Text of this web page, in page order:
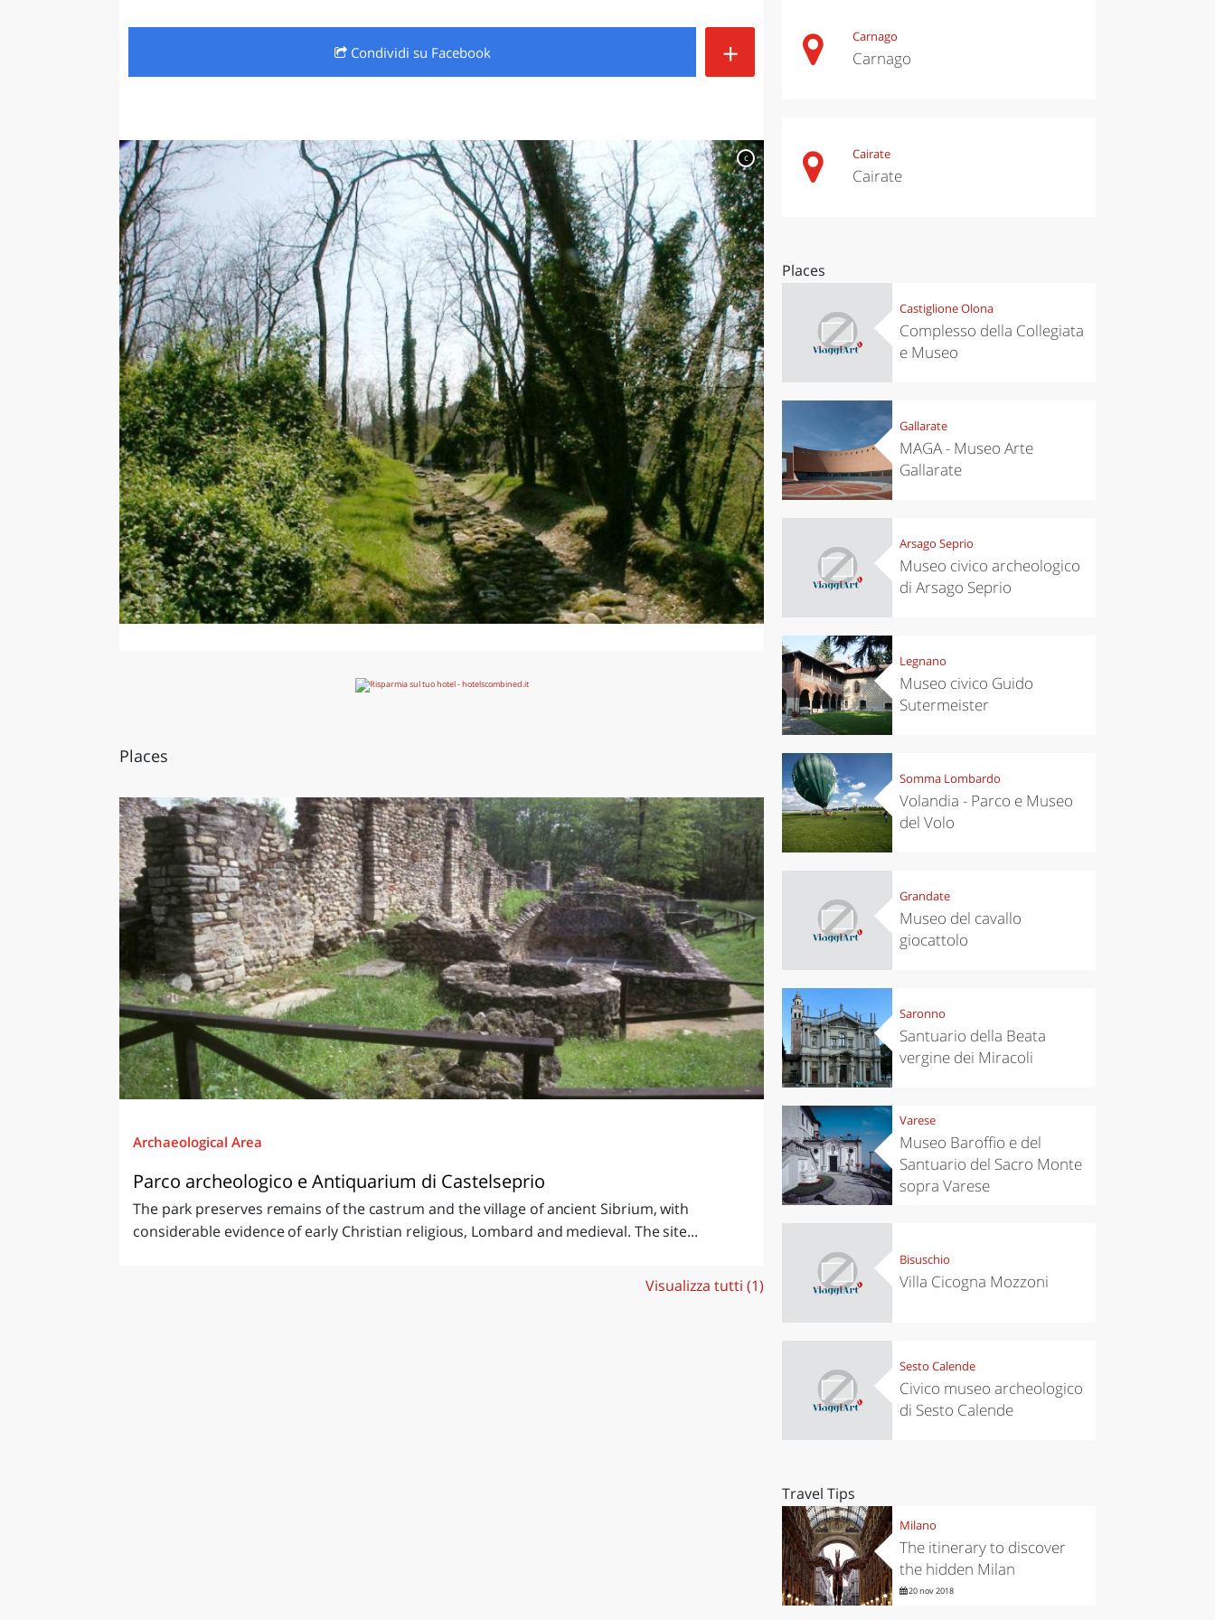
LAZIO SARDEGNA
Condividi su Facebook +
c
Places
Archaeological Area
Parco archeologico e Antiquarium di Castelseprio
The park preserves remains of the castrum and the village of ancient Sibrium, with
considerable evidence of early Christian religious, Lombard and medieval. The site...
Visualizza tutti (1)
Carnago
Carnago
Cairate
Cairate
Places
Castiglione Olona
Complesso della Collegiata
e Museo
Gallarate
MAGA - Museo Arte
Gallarate
Arsago Seprio
Museo civico archeologico
di Arsago Seprio
Legnano
Museo civico Guido
Sutermeister
Somma Lombardo
Volandia - Parco e Museo
del Volo
Grandate
Museo del cavallo
giocattolo
Saronno
Santuario della Beata
vergine dei Miracoli
Varese
Museo Baroffio e del
Santuario del Sacro Monte
sopra Varese
Bisuschio
Villa Cicogna Mozzoni
Sesto Calende
Civico museo archeologico
di Sesto Calende
Travel Tips
Milano
The itinerary to discover
the hidden Milan
20 nov 2018